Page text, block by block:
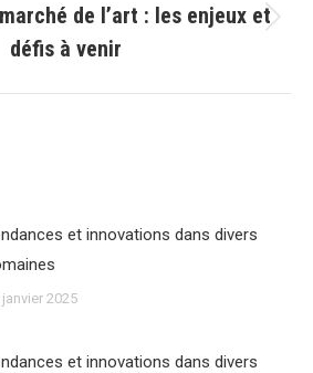
suivant
:
de l’art : les enjeux et
défis à venir
et innovations dans divers
janvier 2025
et innovations dans divers